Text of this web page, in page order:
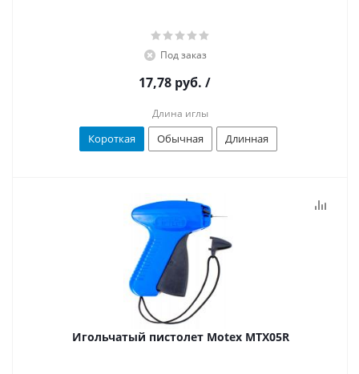
Под заказ
17,78 руб. /
Длина иглы
Короткая Обычная Длинная
Игольчатый пистолет Motex MTX05R